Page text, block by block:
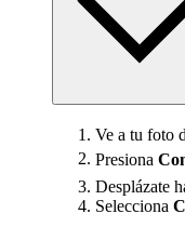
Ve a tu foto
Presiona
Desplázate
Selecciona